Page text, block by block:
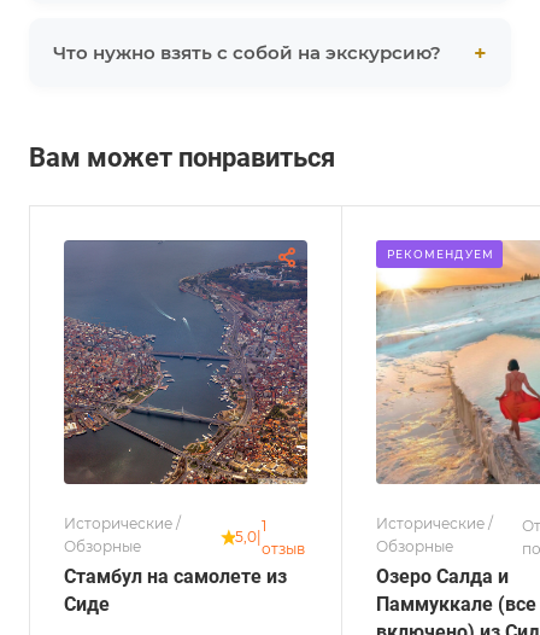
Что нужно взять с собой на экскурсию?
Вам может понравиться
Исторические /
Обзорные
5,0
1
отзыв
Стамбул на самолете из
Сиде
РЕКОМЕНДУЕМ
Исторические /
Обзорные
Озеро Салда и
Паммуккале (все